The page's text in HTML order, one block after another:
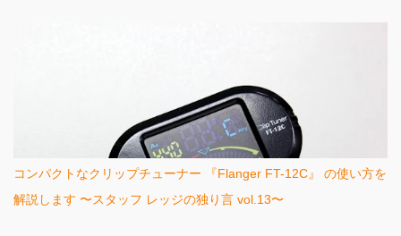
コンパクトなクリップチューナー 『Flanger FT-12C』 の使い方を
解説します 〜スタッフ レッジの独り言 vol.13〜